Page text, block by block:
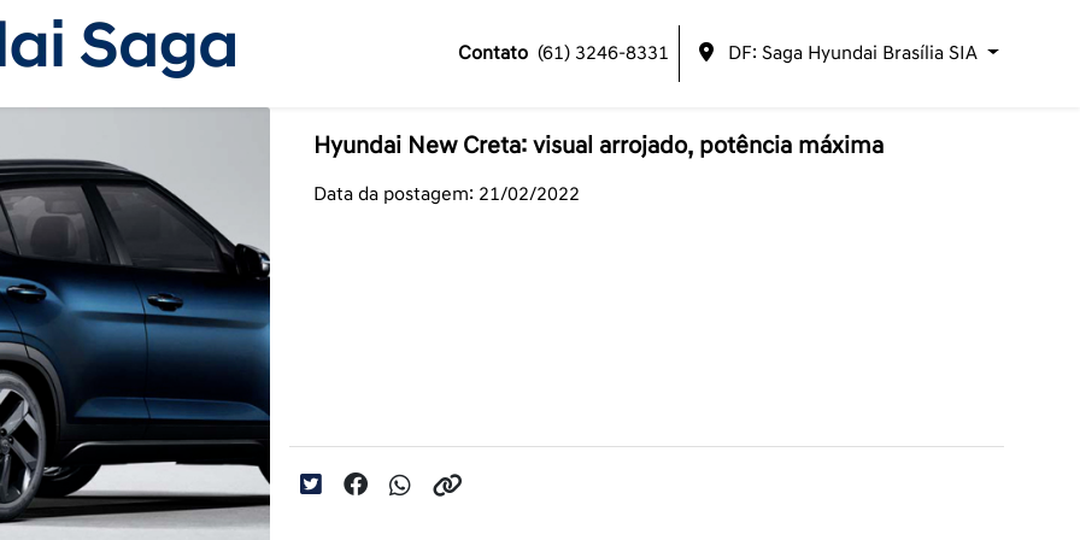
Contato (61) 3246-8331 DF: Saga Hyundai Brasília SIA
Hyundai New Creta: visual arrojado, potência máxima
Data da postagem: 21/02/2022